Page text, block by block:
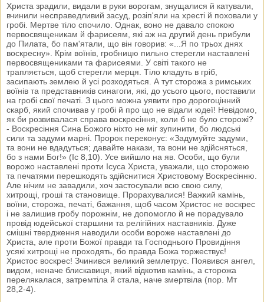
Христа зрадили, видали в руки ворогам, знущалися й катували,
вчинили несправедливий засуд, розіп'яли на хресті й поховали у
гробі. Мертве тіло спочило. Однак, воно не давало спокою
первосвященикам й фарисеям, які аж на другий день прибули
до Пилата, бо пам'ятали, що він говорив: «...Я по трьох днях
воскресну». Крім воїнів, гробницю пильно стерегли наставлені
первосвящениками та фарисеями. У світі такого не
трапляється, щоб стерегли мерця. Тіло кладуть в гріб,
засипають землею й усі розходяться. А тут сторожа з римських
воїнів та представників синагоги, які, до усього цього, поставили
на гробі свої печаті. З цього можна уявити про дорогоцінний
скарб, який спочивав у гробі й про що не відали юдеї! Невідомо,
як би розвивалася справа воскресіння, коли б не було сторожі?
- Воскресіння Сина Божого ніхто не міг зупинити, бо людські
сили та задуми марні. Пророк переконує: «Задумуйте задуми,
та вони не вдадуться; давайте накази, та вони не здійсняться,
бо з нами Бог!» (Іс 8,10). Усе вийшло на яв. Особи, що були
ворожо наставлені проти Ісуса Христа, уважали, що сторожею
та печатями перешкодять здійснитися Христовому Воскресінню.
Але нічим не завадили, хоч застосували всю свою силу,
хитрощі, гроші та становище. Прорахувалися! Важкий камінь,
воїни, сторожа, печаті, бажання, щоб часом Христос не воскрес
і не залишив гробу порожнім, не допомогло й не порадувало
провід юдейської старшини та релігійних наставників. Дуже
смішні твердження наводили особи вороже наставлені до
Христа, але проти Божої правди та Господнього Провидіння
усякі хитрощі не проходять, бо правда Божа торжествує!
Христос воскрес! Зчинився великий землетрус. Появився ангел,
видом, неначе блискавиця, який відкотив камінь, а сторожа
перелякалася, затремтіла й стала, наче змертвіла (пор. Мт
28,2-4).